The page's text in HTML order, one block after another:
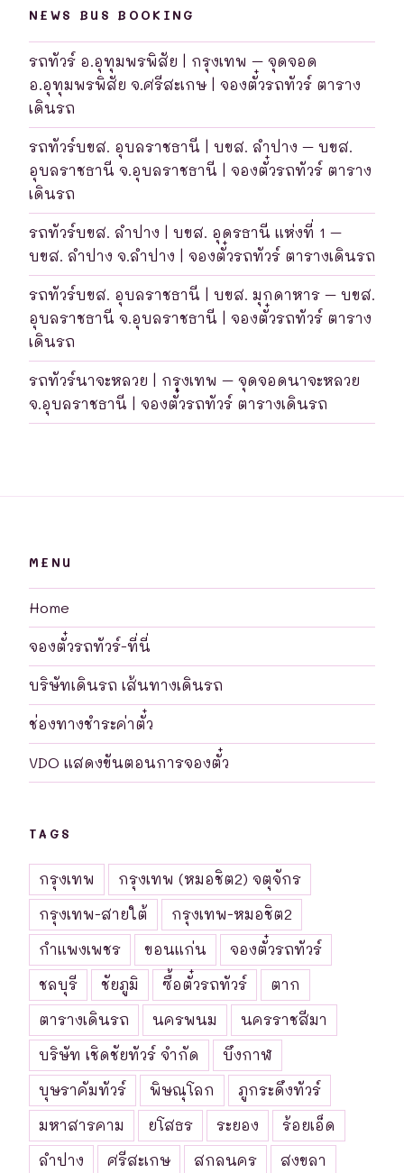
NEWS BUS BOOKING
รถทัวร์ อ.อุทุมพรพิสัย | กรุงเทพ – จุดจอด
อ.อุทุมพรพิสัย จ.ศรีสะเกษ | จองตั๋วรถทัวร์ ตาราง
เดินรถ
รถทัวร์บขส. อุบลราชธานี | บขส. ลำปาง – บขส.
อุบลราชธานี จ.อุบลราชธานี | จองตั๋วรถทัวร์ ตาราง
เดินรถ
รถทัวร์บขส. ลำปาง | บขส. อุดรธานี แห่งที่ 1 –
บขส. ลำปาง จ.ลำปาง | จองตั๋วรถทัวร์ ตารางเดินรถ
รถทัวร์บขส. อุบลราชธานี | บขส. มุกดาหาร – บขส.
อุบลราชธานี จ.อุบลราชธานี | จองตั๋วรถทัวร์ ตาราง
เดินรถ
รถทัวร์นาจะหลวย | กรุงเทพ – จุดจอดนาจะหลวย
จ.อุบลราชธานี | จองตั๋วรถทัวร์ ตารางเดินรถ
MENU
Home
จองตั๋วรถทัวร์-ที่นี่
บริษัทเดินรถ เส้นทางเดินรถ
ช่องทางชำระค่าตั๋ว
VDO แสดงขันตอนการจองตั๋ว
TAGS
กรุงเทพ
กรุงเทพ (หมอชิต2) จตุจักร
กรุงเทพ-สายใต้
กรุงเทพ-หมอชิต2
กำแพงเพชร
ขอนแก่น
จองตั๋วรถทัวร์
ชลบุรี
ชัยภูมิ ซื้อตั๋วรถทัวร์
ตาก
ตารางเดินรถ
นครพนม
นครราชสีมา
บริษัท เชิดชัยทัวร์ จำกัด
บึงกาฬ
บุษราคัมทัวร์
พิษณุโลก
ภูกระดึงทัวร์
มหาสารคาม
ยโสธร ระยอง
ร้อยเอ็ด
ลำปาง
ศรีสะเกษ สกลนคร
สงขลา